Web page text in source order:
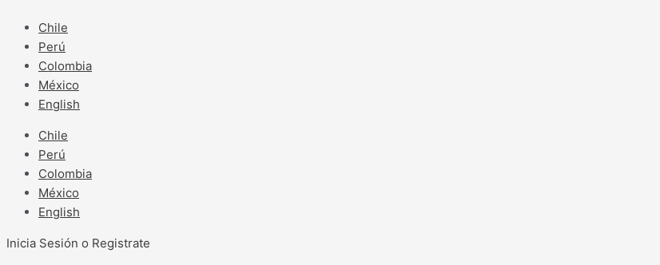
contenido
Chile
Perú
Colombia
México
English
Chile
Perú
Colombia
México
English
Inicia Sesión o Registrate